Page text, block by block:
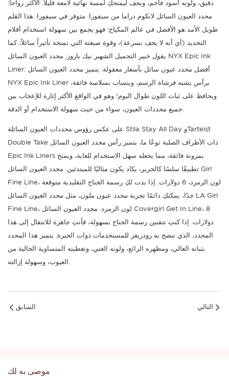
دقيق، ولونه أسود فاحم، ويجف ليمنحكِ لمسة نهائية لامعة قليلاً. الأكثر رواجاً:
محدد العيون السائل لانكوم دراما من سيفورا. متوفر في سيفورا. هذا القلم
طويل الأمد هو الأفضل في عالم المكياج: فهو يجمع بين سهولة استخدام أقلام
التحديد (أي أنه لا يجف بسرعة)، وقوة صبغته التي تمنحه تأثيراً سائلاً، كما
يقول خبير التجميل الشهير نيك باروز. محدد العيون السائل NYX Epic Ink
Liner: أفضل محدد عيون سائل بأسعار معقولة. يتميز محدد العيون السائل
NYX Epic Ink Liner برأس يشبه فرشاة الرسم، وينساب بسلاسة فائقة،
ويحافظ على ثبات اللون طوال اليوم؛ وهو في الواقع الأكثر إثارة للإعجاب بين
جميع محددات العيون، سواء من حيث سهولة الاستخدام أو الدقة.
على عكس رؤوس محددات العيون السائلة Stila Stay All Day وTarteist
Double Take ذات الأطراف الصلبة نوعًا ما، يتميز رأس محدد العيون السائل
Epic Ink Liners بمرونة فائقة، مما يجعله سهل الاستخدام للغاية، ويمنح
تطبيقًا سلسًا كالحرير، يكاد يكون مثاليًا للمبتدئين. محدد العيون السائل Girl
Fine Line، لون الزمرد، 6 دولارات. إذا بدت لكِ رسمة الجناح التقليدية متوقعة
جدًا، يمكنكِ دائمًا تجربة محدد عيون ملون، مثل محدد العيون السائل LA Girl
Fine Line، لون الزمرد. محدد العيون السائل Covergirl Get In Line، 8
دولارات. إذا كنتِ تتقنين رسمة الجناح بسهولة، فأنتِ جاهزة للانتقال إلى هذا
المحدد، الذي تنصح به رودريغز للمستخدمات ذوات الخبرة. يتميز هذا المحدد
بثباته العالي، ومظهره الرائع، ولونه الغني، وتغطيته المتساوية الخالية من
العيوب، وسهولة إزالته.
السابق التالي
موصى به لك